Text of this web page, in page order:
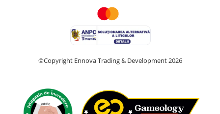
©Copyright Ennova Trading & Development 2026